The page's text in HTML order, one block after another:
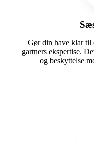
Gør din have klar til
gartners ekspertise.
og beskyttelse